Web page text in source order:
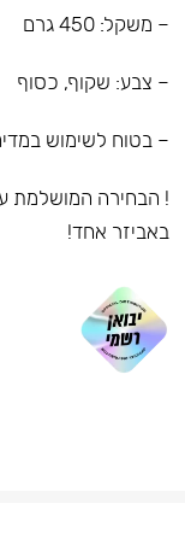
– משקל: 450 גרם
– צבע: שקוף, כסוף
– בטוח לשימוש
! הבחירה המושלמת
באביזר אחד!